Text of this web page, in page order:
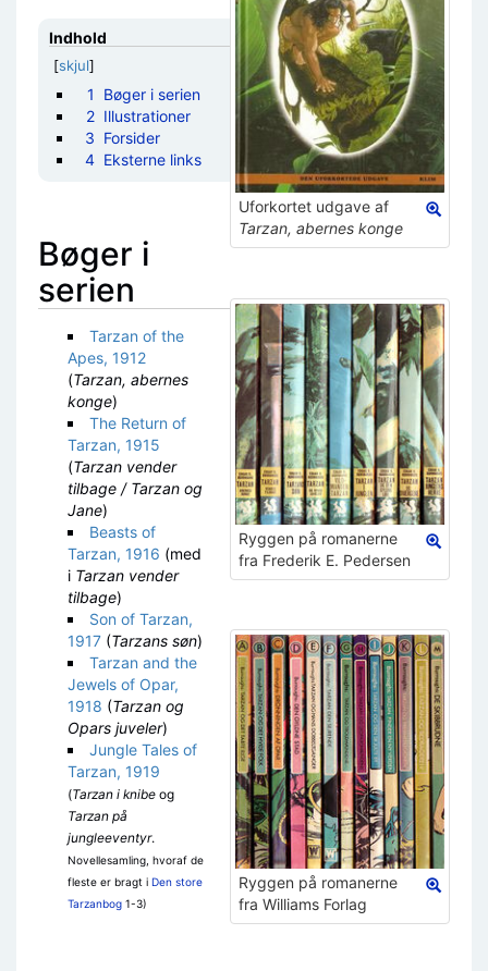
Uforkortet udgave af
Tarzan, abernes konge
Ryggen på romanerne
fra Frederik E. Pedersen
Ryggen på romanerne
fra Williams Forlag
Indhold
[skjul]
1
Bøger i serien
2 Illustrationer
3 Forsider
4 Eksterne links
Bøger i
serien
Tarzan of the
Apes, 1912
(Tarzan, abernes
konge)
The Return of
Tarzan, 1915
(Tarzan vender
tilbage / Tarzan og
Jane)
Beasts of
Tarzan, 1916 (med
i Tarzan vender
tilbage)
Son of Tarzan,
1917(Tarzans søn)
Tarzan and the
Jewels of Opar,
1918 (Tarzan og
Opars juveler)
Jungle Tales of
Tarzan, 1919
(Tarzan i knibeog
Tarzan på
jungleeventyr.
Novellesamling, hvoraf de
fleste er bragt i Den store
Tarzanbog1-3)